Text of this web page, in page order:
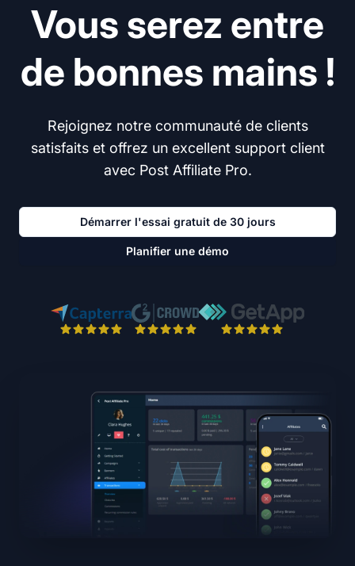
Vous serez entre
de bonnes mains !
Rejoignez notre communauté de clients
satisfaits et offrez un excellent support client
avec Post Affiliate Pro.
Démarrer l'essai gratuit de 30 jours
Planifier une démo